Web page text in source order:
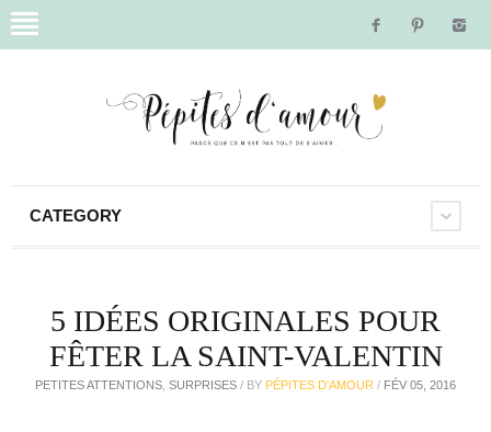
CATEGORY
5 IDÉES ORIGINALES POUR
FÊTER LA SAINT-VALENTIN
PETITES ATTENTIONS SURPRISES / BY PÉPITES D'AMOUR / FÉV 05, 2016